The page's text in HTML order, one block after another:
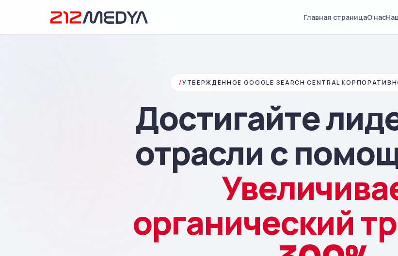
Главная страницаО нас
/УТВЕРЖДЕННОЕ GOOGLE SEARCH CENTRAL
Достигайте
отрасли с
органический